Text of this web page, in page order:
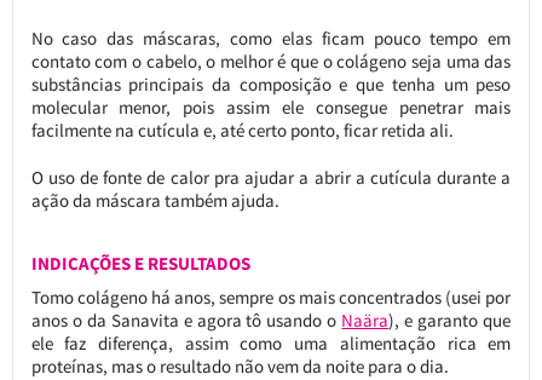
No caso das máscaras, como elas ficam pouco tempo em
contato com o cabelo, o melhor é que o colágeno seja uma das
substâncias principais da composição e que tenha um peso
molecular menor, pois assim ele consegue penetrar mais
facilmente na cutícula e, até certo ponto, ficar retida ali.
O uso de fonte de calor pra ajudar a abrir a cutícula durante a
ação da máscara também ajuda.
INDICAÇÕES E RESULTADOS
Tomo colágeno há anos, sempre os mais concentrados (usei por
anos o da Sanavita e agora tô usando o Naära), e garanto que
ele faz diferença, assim como uma alimentação rica em
proteínas, mas o resultado não vem da noite para o dia.